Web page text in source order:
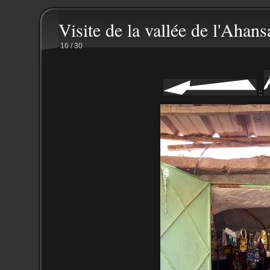
Visite de la vallée de
16 / 30
::